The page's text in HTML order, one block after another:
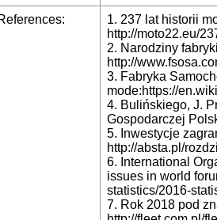
1. 237 lat historii
http://moto22.eu/
2. Narodziny
http://
3. Fabryka
mode:https://
4. Bulińskiego, J.
Gospodarczej
5. Inwestycje
http://absta.pl/
6. International
issues in world
statistics/2016-
7. Rok 2018 pod